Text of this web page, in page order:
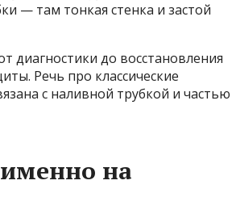
— там тонкая стенка и застой
диагностики до восстановления
Речь про классические
с наливной трубкой и частью
на